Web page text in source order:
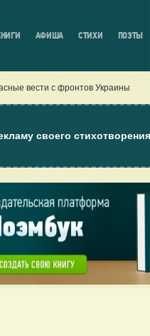
АФИША СТИХИ ПОЭТЫ
вести с фронтов Украины
своего